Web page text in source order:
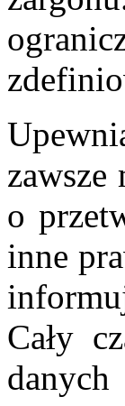
o
inne
Cały